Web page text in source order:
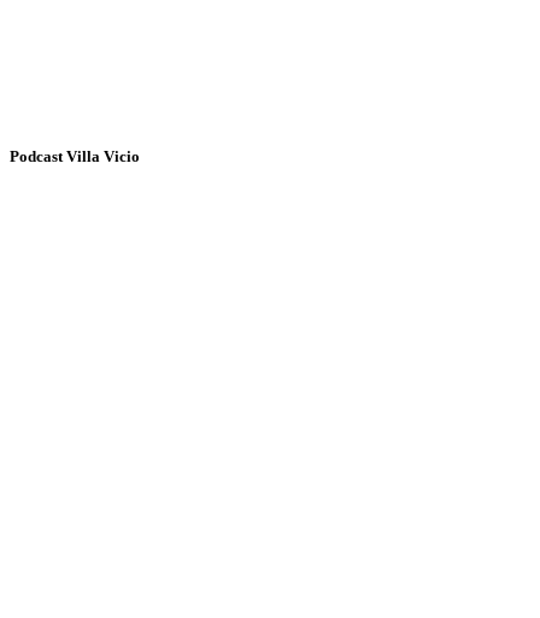
Podcast Villa Vicio